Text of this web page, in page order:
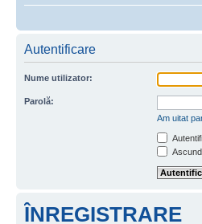
Autentificare
Nume utilizator:
Parolă:
Am uitat
ÎNREGISTRARE